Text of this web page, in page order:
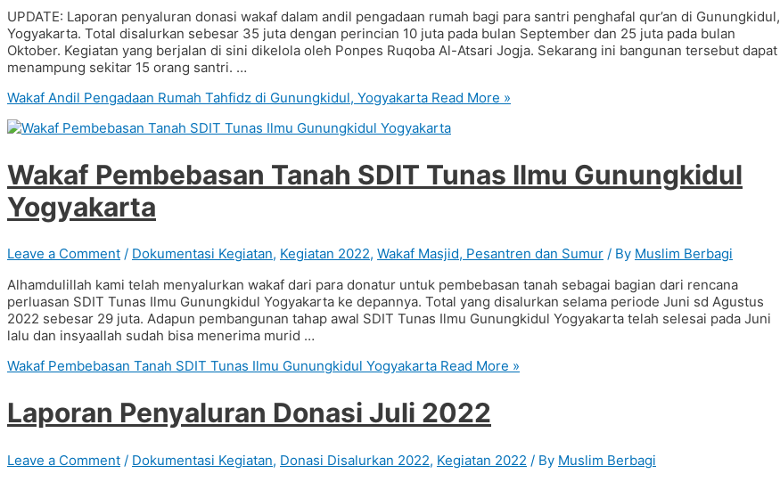
UPDATE: Laporan penyaluran donasi wakaf dalam andil pengadaan rumah bagi para santri penghafal qur’an di Gunungkidul,
Yogyakarta. Total disalurkan sebesar 35 juta dengan perincian 10 juta pada bulan September dan 25 juta pada bulan
Oktober. Kegiatan yang berjalan di sini dikelola oleh Ponpes Ruqoba Al-Atsari Jogja. Sekarang ini bangunan tersebut dapat
menampung sekitar 15 orang santri. …
Wakaf Andil Pengadaan Rumah Tahfidz di Gunungkidul, Yogyakarta Read More »
Wakaf Pembebasan Tanah SDIT Tunas Ilmu Gunungkidul
Yogyakarta
Leave a Comment / Dokumentasi Kegiatan, Kegiatan 2022, Wakaf Masjid, Pesantren dan Sumur / By Muslim Berbagi
Alhamdulillah kami telah menyalurkan wakaf dari para donatur untuk pembebasan tanah sebagai bagian dari rencana
perluasan SDIT Tunas Ilmu Gunungkidul Yogyakarta ke depannya. Total yang disalurkan selama periode Juni sd Agustus
2022 sebesar 29 juta. Adapun pembangunan tahap awal SDIT Tunas Ilmu Gunungkidul Yogyakarta telah selesai pada Juni
lalu dan insyaallah sudah bisa menerima murid …
Wakaf Pembebasan Tanah SDIT Tunas Ilmu Gunungkidul Yogyakarta Read More »
Laporan Penyaluran Donasi Juli 2022
Leave a Comment / Dokumentasi Kegiatan, Donasi Disalurkan 2022, Kegiatan 2022 / By Muslim Berbagi